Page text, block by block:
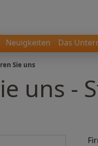
Neuigkeiten Das
Sie uns
uns -